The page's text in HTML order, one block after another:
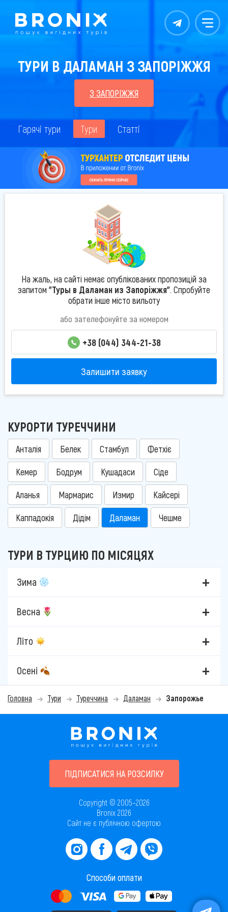
Контакты Меню
ТУРИ В ДАЛАМАН З ЗАПОРІЖЖЯ
З ЗАПОРІЖЖЯ
Гарячі тури Тури Статті
На жаль, на сайті немає опублікованих пропозицій за
запитом "Туры в Даламан из Запоріжжя". Спробуйте
обрати інше місто вильоту
або зателефонуйте за номером
+38 (044) 344-21-38
Залишити заявку
КУРОРТИ ТУРЕЧЧИНИ
Анталія Белек Стамбул Фетхіє
Кемер Бодрум Кушадаси Сіде
Аланья Мармарис Измир Кайсері
Каппадокія Дідім Даламан Чешме
ТУРИ В ТУРЦИЮ ПО МІСЯЦЯХ
Зима
Весна
Літо
Осені
Головна Тури Туреччина Даламан Запорожье
ПІДПИСАТИСЯ НА РОЗСИЛКУ
Copyright © 2005–2026
Bronix 2026
Сайт не є публічною офертою
Способи оплати